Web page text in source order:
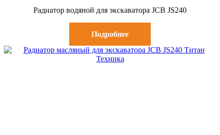
Радиатор водяной для экскаватора JCB JS240
Подробнее